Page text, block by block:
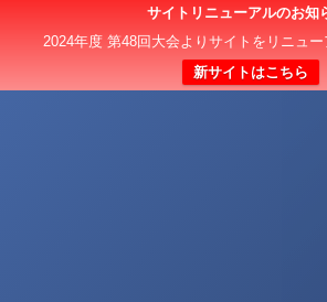
サイトリニューアルのお知
2024年度 第48回大会よりサイトをリニュー
新サイトはこちら